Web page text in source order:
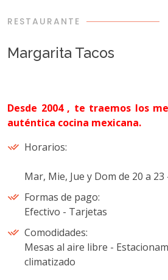
RESTAURANTE
Margarita Tacos
Desde 2004 , te traemos los
auténtica cocina mexicana.
Horarios:
Mar, Mie, Jue y Dom de 20 a 23
Formas de pago:
Efectivo - Tarjetas
Comodidades:
Mesas al aire libre -
climatizado